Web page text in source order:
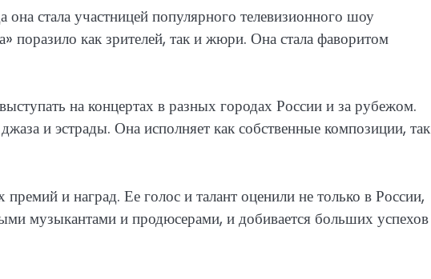
стала участницей популярного телевизионного шоу
поразило как зрителей, так и жюри. Она стала фаворитом
на концертах в разных городах России и за рубежом.
и эстрады. Она исполняет как собственные композиции, так
и наград. Ее голос и талант оценили не только в России,
музыкантами и продюсерами, и добивается больших успехов